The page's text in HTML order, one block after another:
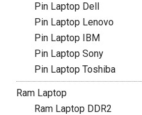
Pin Laptop Dell
Pin Laptop Lenovo
Pin Laptop IBM
Pin Laptop Sony
Pin Laptop Toshiba
Ram Laptop
Ram Laptop DDR2